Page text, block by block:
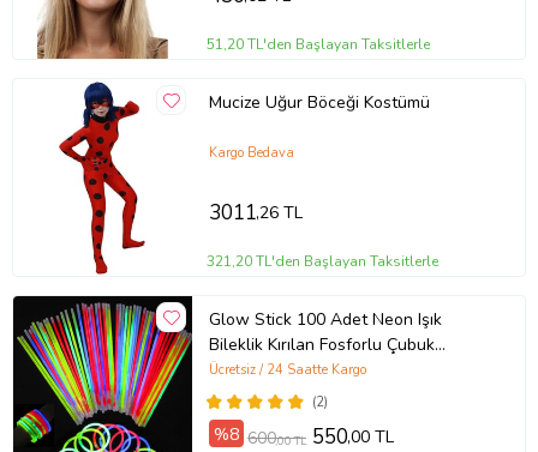
51,20 TL'den Başlayan Taksitlerle
Mucize Uğur Böceği Kostümü
Kargo Bedava
3011,26 TL
321,20 TL'den Başlayan Taksitlerle
Glow Stick 100 Adet Neon Işık
Bileklik Kırılan Fosforlu Çubuk
Bileklik Parti
(2)
Ücretsiz / 24 Saatte Kargo
%8 600,00 TL 550,00 TL